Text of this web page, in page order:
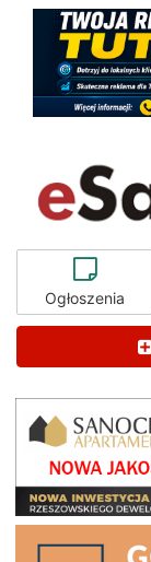
Ogłoszenia